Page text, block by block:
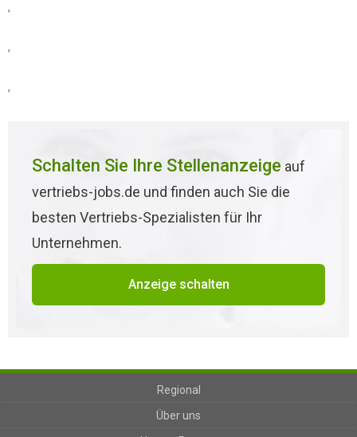
,
,
,
Schalten Sie Ihre Stellenanzeige auf
vertriebs-jobs.de und finden auch Sie die
besten Vertriebs-Spezialisten für Ihr
Unternehmen.
Anzeige schalten
Regional
Über uns